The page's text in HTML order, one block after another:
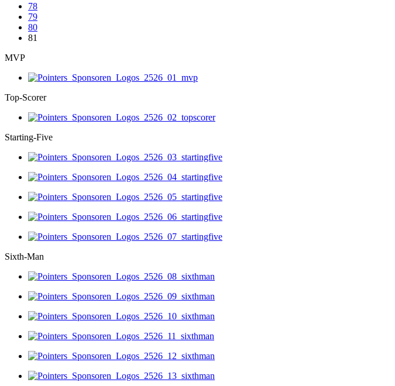
78
79
80
81
MVP
Top-Scorer
Starting-Five
Sixth-Man